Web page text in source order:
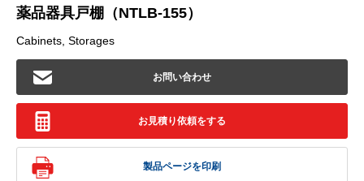
薬品器具戸棚（NTLB-155）
Cabinets, Storages
お問い合わせ
お見積り依頼をする
製品ページを印刷